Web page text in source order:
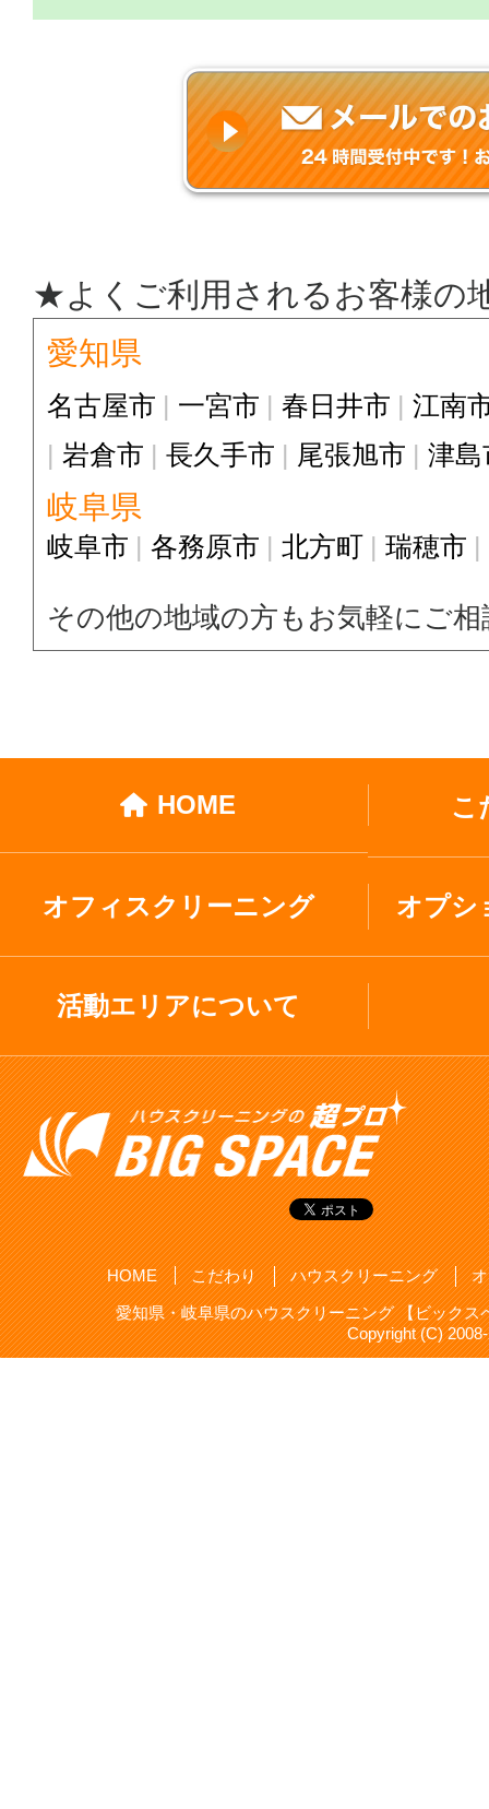
★よくご利用されるお客様の
愛知県
名古屋市 一宮市 春日井市
江南
岩倉市
長久手市 尾張旭市 津島
岐阜県
岐阜市 各務原市 北方町 瑞穂市
その他の地域の方もお気軽にご
HOME こ
オフィスクリーニング オプシ
活動エリアについて
HOME こだわり ハウスクリーニング
愛知県・岐阜県のハウスクリーニング 【ビック
Copyright (C)